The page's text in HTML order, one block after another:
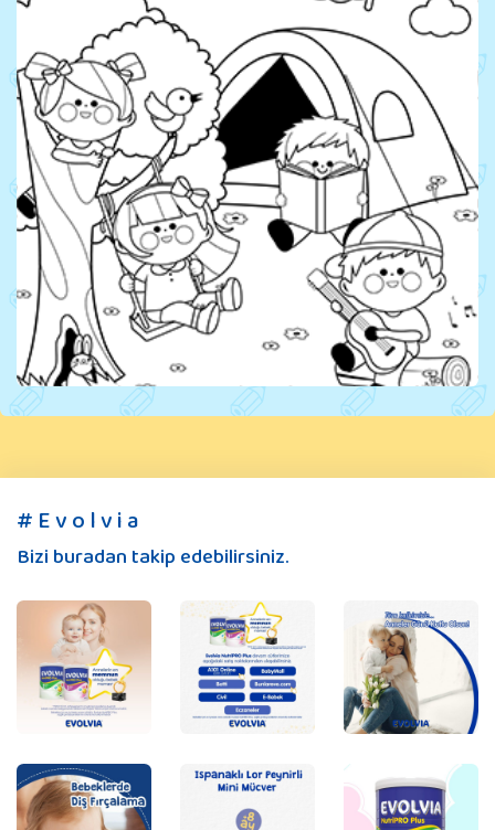
# E v o l v i a
Bizi buradan takip edebilirsiniz.